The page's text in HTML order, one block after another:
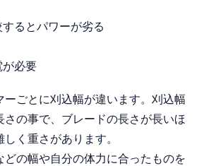
るとパワーが劣る
が必要
ーごとに刈込幅が違います。刈込幅
さの事で、ブレードの長さが長いほ
く重さがあります。
どの幅や自分の体力に合ったものを